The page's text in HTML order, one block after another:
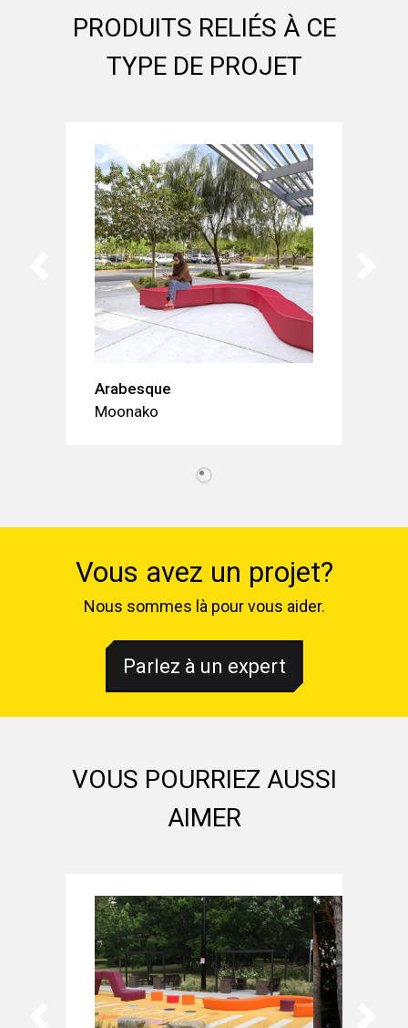
PRODUITS RELIÉS À CE
TYPE DE PROJET
Arabesque
Moonako
Vous avez un projet?
Nous sommes là pour vous aider.
Parlez à un expert
VOUS POURRIEZ AUSSI
AIMER